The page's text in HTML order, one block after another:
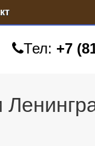
Тел: +7